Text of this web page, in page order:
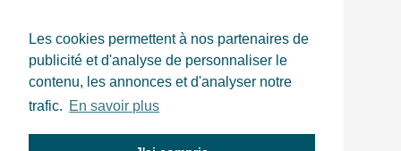
Les cookies permettent à nos partenaires de
publicité et d'analyse de personnaliser le
contenu, les annonces et d'analyser notre
trafic. En savoir plus